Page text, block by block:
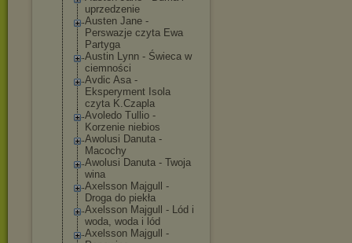
uprzedzenie
Austen Jane -
Perswazje czyta Ewa
Partyga
Austin Lynn - Świeca w
ciemności
Avdic Asa -
Eksperyment Isola
czyta K.Czapla
Avoledo Tullio -
Korzenie niebios
Awolusi Danuta -
Macochy
Awolusi Danuta - Twoja
wina
Axelsson Majgull -
Droga do piekła
Axelsson Majgull - Lód i
woda, woda i lód
Axelsson Majgull -